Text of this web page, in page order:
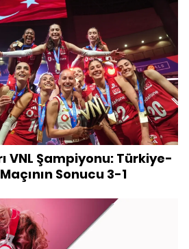
VNL Şampiyonu: Türkiye-
Sonucu 3-1